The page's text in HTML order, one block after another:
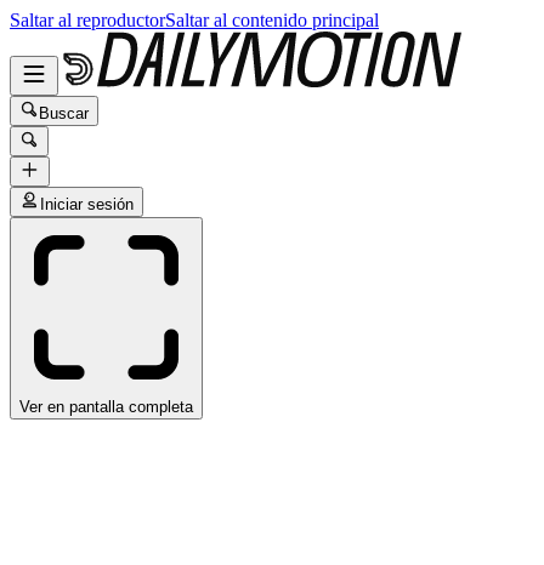
Saltar al reproductorSaltar al contenido principal
Buscar
Iniciar sesión
Ver en pantalla completa